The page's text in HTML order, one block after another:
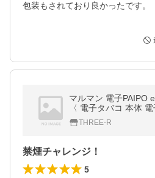
包装もされており良かったです。
マルマン 電子PAIPO
〈 電子タバコ 本体
禁煙 ミスト 煙 節煙
THREE-R
禁煙チャレンジ！
5